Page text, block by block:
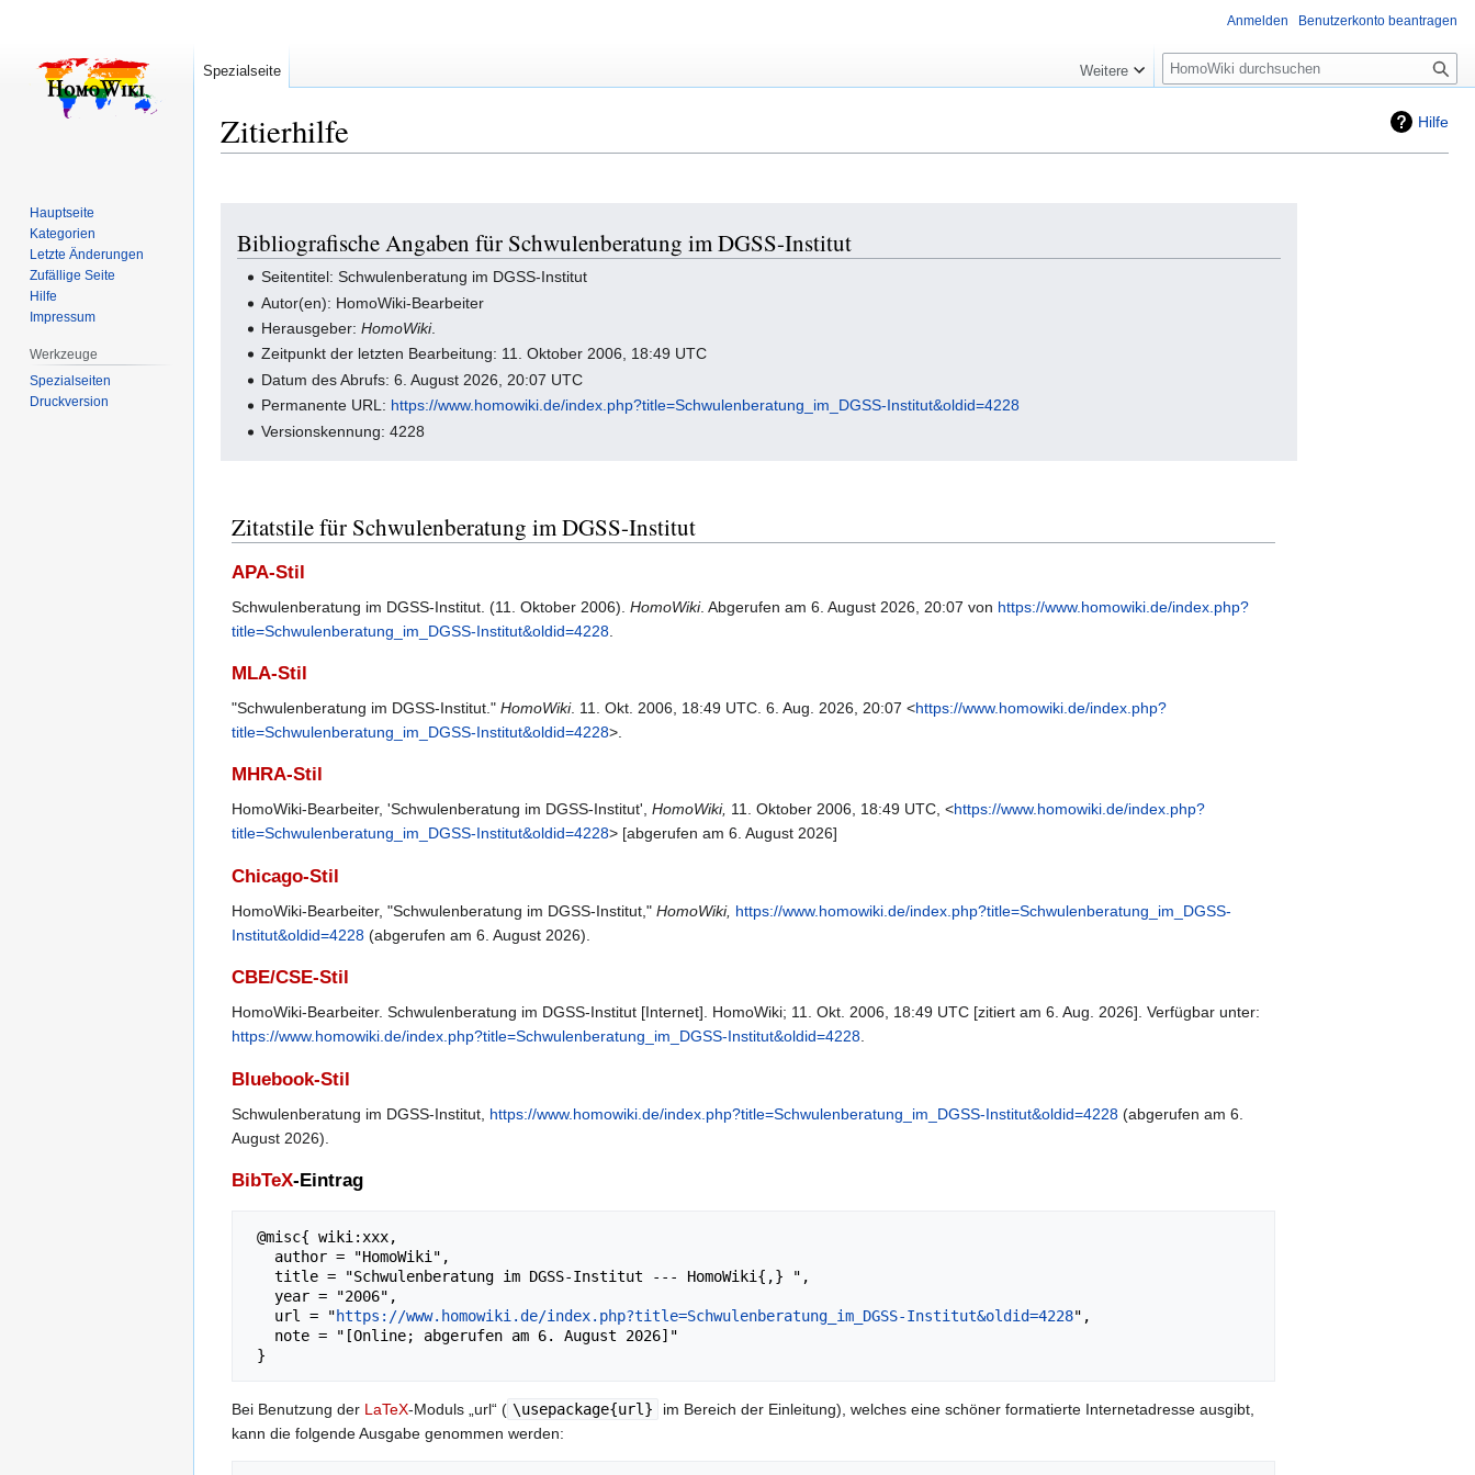
Hilfe
Zitierhilfe
Navigation
springen
Suche
springen
Bibliografische Angaben für Schwulenberatung im DGSS-Institut
Seitentitel: Schwulenberatung im DGSS-Institut
Autor(en): HomoWiki-Bearbeiter
Herausgeber:HomoWiki.
Zeitpunkt der letzten Bearbeitung: 11. Oktober 2006, 18:49 UTC
Datum des Abrufs: 6. August 2026, 20:07 UTC
Permanente URL: https://www.homowiki.de/index.php?title=Schwulenberatung_im_DGSS-Institut&oldid=4228
Versionskennung: 4228
Zitatstile für Schwulenberatung im DGSS-Institut
APA-Stil
Schwulenberatung im DGSS-Institut. (11. Oktober 2006). HomoWiki. Abgerufen am 6. August 2026, 20:07 von https://www.homowiki.de/index.php?
title=Schwulenberatung_im_DGSS-Institut&oldid=4228
MLA-Stil
"Schwulenberatung im DGSS-Institut." HomoWiki. 11. Okt. 2006, 18:49 UTC. 6. Aug. 2026, 20:07 <https://www.homowiki.de/index.php?
title=Schwulenberatung_im_DGSS-Institut&oldid=4228>.
MHRA-Stil
HomoWiki-Bearbeiter, 'Schwulenberatung im DGSS-Institut', HomoWiki, 11. Oktober 2006, 18:49 UTC, <https://www.homowiki.de/index.php?
title=Schwulenberatung_im_DGSS-Institut&oldid=4228> [abgerufen am 6. August 2026]
Chicago-Stil
HomoWiki-Bearbeiter, "Schwulenberatung im DGSS-Institut," HomoWiki, https://www.homowiki.de/index.php?title=Schwulenberatung_im_DGSS-
Institut&oldid=4228 (abgerufen am 6. August 2026).
CBE/CSE-Stil
HomoWiki-Bearbeiter. Schwulenberatung im DGSS-Institut [Internet]. HomoWiki; 11. Okt. 2006, 18:49 UTC [zitiert am 6. Aug. 2026]. Verfügbar unter:
https://www.homowiki.de/index.php?title=Schwulenberatung_im_DGSS-Institut&oldid=4228
Bluebook-Stil
Schwulenberatung im DGSS-Institut, https://www.homowiki.de/index.php?title=Schwulenberatung_im_DGSS-Institut&oldid=4228 (abgerufen am 6.
August 2026).
BibTeX-Eintrag
   url = "
https://www.homowiki.de/index.php?title=Schwulenberatung_im_DGSS-Institut&oldid=4228",
Bei Benutzung der LaTeX-Moduls „url“ ( \usepackage{url}
im Bereich der Einleitung), welches eine schöner formatierte Internetadresse ausgibt,
kann die folgende Ausgabe genommen werden:
Anmelden Benutzerkonto beantragen
Spezialseite Weitere
Suche
Hauptseite
Kategorien
Letzte Änderungen
Zufällige Seite
Hilfe
Impressum
Werkzeuge
Spezialseiten
Druckversion